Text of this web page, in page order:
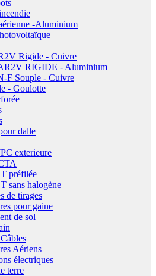
-Aluminium
Rigide - Cuivre
RIGIDE - Aluminium
F Souple - Cuivre
- Goulotte
dalle
exterieure
préfilée
sans halogène
de tirages
pour gaine
de sol
Aériens
électriques
terre